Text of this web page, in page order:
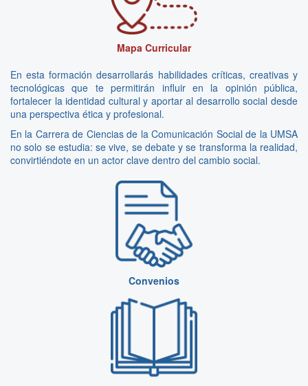
Mapa Curricular
En esta formación desarrollarás habilidades críticas, creativas y
tecnológicas que te permitirán influir en la opinión pública,
fortalecer la identidad cultural y aportar al desarrollo social desde
una perspectiva ética y profesional.
En la Carrera de Ciencias de la Comunicación Social de la UMSA
no solo se estudia: se vive, se debate y se transforma la realidad,
convirtiéndote en un actor clave dentro del cambio social.
Convenios